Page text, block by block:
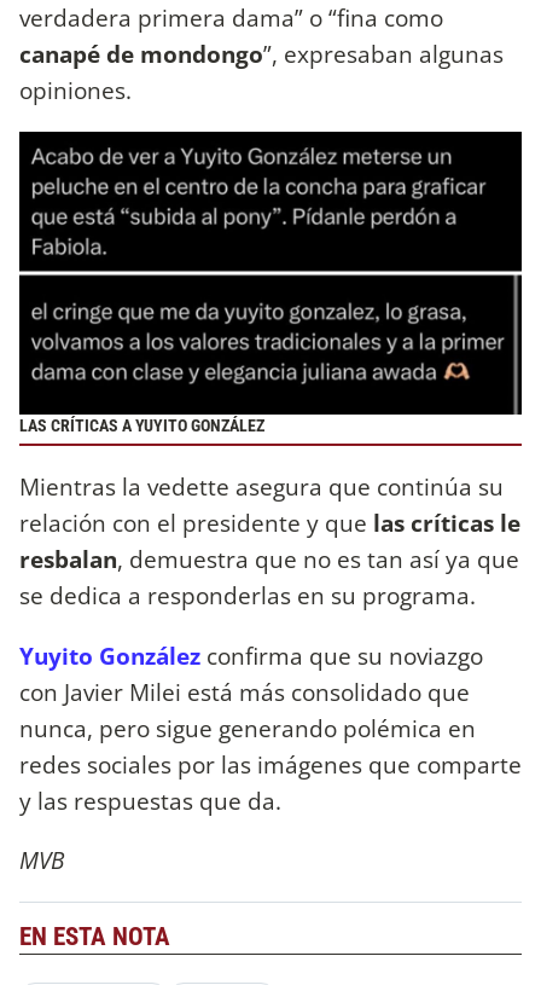
verdadera primera dama” o “fina como
canapé de mondongo”, expresaban algunas
opiniones.
LAS CRÍTICAS A YUYITO GONZÁLEZ
Mientras la vedette asegura que continúa su
relación con el presidente y que las críticas le
resbalan, demuestra que no es tan así ya que
se dedica a responderlas en su programa.
Yuyito González confirma que su noviazgo
con Javier Milei está más consolidado que
nunca, pero sigue generando polémica en
redes sociales por las imágenes que comparte
y las respuestas que da.
MVB
EN ESTA NOTA